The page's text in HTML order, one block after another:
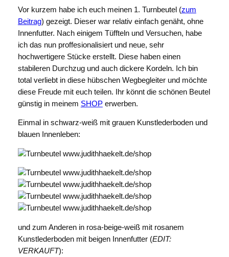
Vor kurzem habe ich euch meinen 1. Turnbeutel (zum
Beitrag) gezeigt. Dieser war relativ einfach genäht, ohne
Innenfutter. Nach einigem Tüffteln und Versuchen, habe
ich das nun proffesionalisiert und neue, sehr
hochwertigere Stücke erstellt. Diese haben einen
stabileren Durchzug und auch dickere Kordeln. Ich bin
total verliebt in diese hübschen Wegbegleiter und möchte
diese Freude mit euch teilen. Ihr könnt die schönen Beutel
günstig in meinem SHOPerwerben.
Einmal in schwarz-weiß mit grauen Kunstlederboden und
blauen Innenleben:
und zum Anderen in rosa-beige-weiß mit rosanem
Kunstlederboden mit beigen Innenfutter (EDIT:
VERKAUFT):